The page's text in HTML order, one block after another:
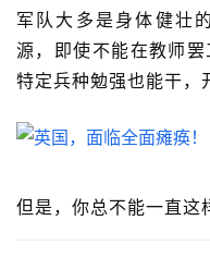
军队大多是身体健壮
源，即使不能在教师
特定兵种勉强也能干，
但是，你总不能一直这